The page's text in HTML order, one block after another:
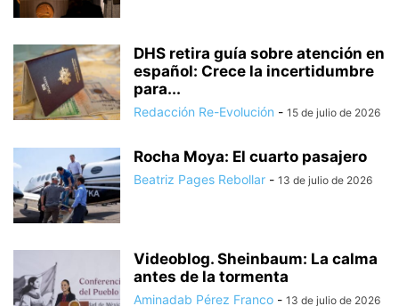
DHS retira guía sobre atención en
español: Crece la incertidumbre
para...
Redacción Re-Evolución - 15 de julio de 2026
Rocha Moya: El cuarto pasajero
Beatriz Pages Rebollar - 13 de julio de 2026
Videoblog. Sheinbaum: La calma
antes de la tormenta
Aminadab Pérez Franco - 13 de julio de 2026